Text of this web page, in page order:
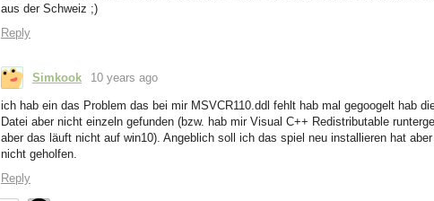
aus der Schweiz ;)
Reply
Simkook 10 years ago
ich hab ein das Problem das bei mir MSVCR110.ddl fehlt hab mal gegoogelt hab
Datei aber nicht einzeln gefunden (bzw. hab mir Visual C++ Redistributable
aber das läuft nicht auf win10). Angeblich soll ich das spiel neu installieren hat
nicht geholfen.
Reply